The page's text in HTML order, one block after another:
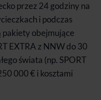
przez 24 godziny na
i podczas
pakiety obejmujące
EXTRA z NNW do 30
świata (np. SPORT
000 € i kosztami